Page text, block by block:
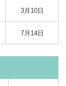
3月10日
7月14日